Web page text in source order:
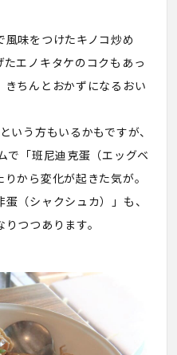
味をつけたキノコ炒め
エノキタケのコクもあっ
きちんとおかずになるおい
いう方もいるかもですが、
で「班尼迪克蛋（エッグベ
から変化が起きた気が。
（シャクシュカ）」も、
つつあります。